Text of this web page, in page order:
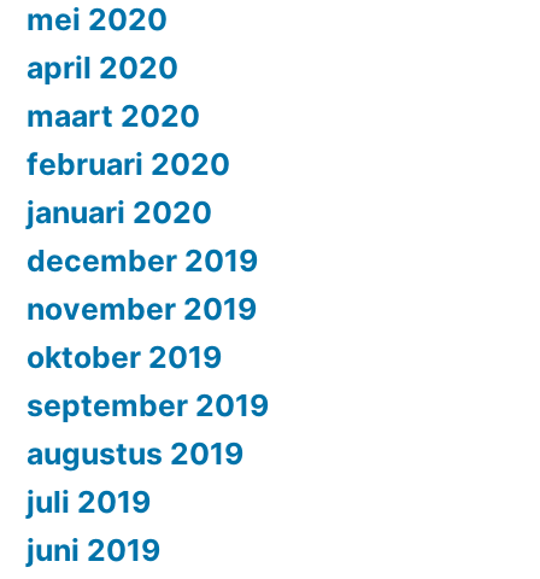
mei 2020
april 2020
maart 2020
februari 2020
januari 2020
december 2019
november 2019
oktober 2019
september 2019
augustus 2019
juli 2019
juni 2019